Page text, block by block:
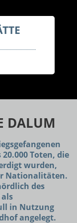
DALUM
Toten, die
wurden,
Nationalitäten.
des
in Nutzung
angelegt.